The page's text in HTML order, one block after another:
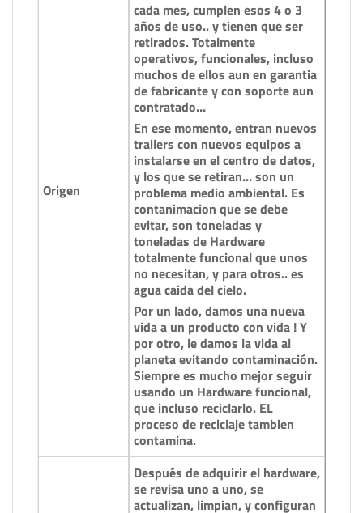
Origen
cada mes, cumplen esos 4 o 3
años de uso.. y tienen que ser
retirados. Totalmente
operativos, funcionales, incluso
muchos de ellos aun en garantia
de fabricante y con soporte aun
contratado…
En ese momento, entran nuevos
trailers con nuevos equipos a
instalarse en el centro de datos,
y los que se retiran… son un
problema medio ambiental. Es
contanimacion que se debe
evitar, son toneladas y
toneladas de Hardware
totalmente funcional que unos
no necesitan, y para otros.. es
agua caida del cielo.
Por un lado, damos una nueva
vida a un producto con vida ! Y
por otro, le damos la vida al
planeta evitando contaminación.
Siempre es mucho mejor seguir
usando un Hardware funcional,
que incluso reciclarlo. EL
proceso de reciclaje tambien
contamina.
Después de adquirir el hardware,
se revisa uno a uno, se
actualizan, limpian, y configuran